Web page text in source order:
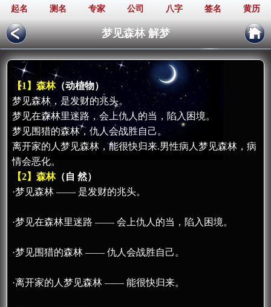
起名 测名 专家 公司 八字 签名 黄历
梦见森林 解梦
【1】森林（动植物）
梦见森林，是发财的兆头。
梦见在森林里迷路，会上仇人的当，陷入困境。
梦见围猎的森林，仇人会战胜自己。
离开家的人梦见森林，能很快归来.男性病人梦见森林，病
情会恶化。
【2】森林（自 然）
·梦见森林 —— 是发财的兆头。
·梦见在森林里迷路 —— 会上仇人的当，陷入困境。
·梦见围猎的森林 —— 仇人会战胜自己。
·离开家的人梦见森林 —— 能很快归来。